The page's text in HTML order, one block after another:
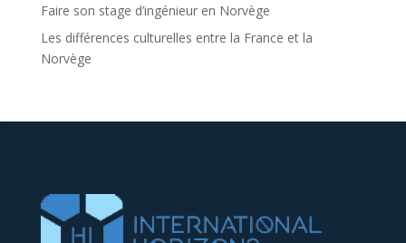
Faire son stage d’ingénieur en Norvège
Les différences culturelles entre la France et la
Norvège